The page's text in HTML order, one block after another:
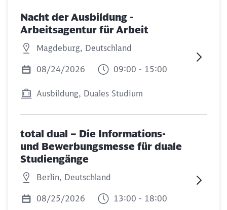
Nacht der Ausbildung -
Arbeitsagentur für Arbeit
Magdeburg, Deutschland
08/24/2026 09:00 - 15:00
Ausbildung, Duales Studium
total dual – Die Informations-
und Bewerbungsmesse für duale
Studiengänge
Berlin, Deutschland
08/25/2026 13:00 - 18:00